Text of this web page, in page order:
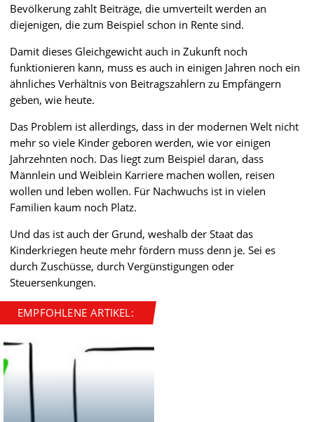
Bevölkerung zahlt Beiträge, die umverteilt werden an
diejenigen, die zum Beispiel schon in Rente sind.
Damit dieses Gleichgewicht auch in Zukunft noch
funktionieren kann, muss es auch in einigen Jahren noch ein
ähnliches Verhältnis von Beitragszahlern zu Empfängern
geben, wie heute.
Das Problem ist allerdings, dass in der modernen Welt nicht
mehr so viele Kinder geboren werden, wie vor einigen
Jahrzehnten noch. Das liegt zum Beispiel daran, dass
Männlein und Weiblein Karriere machen wollen, reisen
wollen und leben wollen. Für Nachwuchs ist in vielen
Familien kaum noch Platz.
Und das ist auch der Grund, weshalb der Staat das
Kinderkriegen heute mehr fördern muss denn je. Sei es
durch Zuschüsse, durch Vergünstigungen oder
Steuersenkungen.
EMPFOHLENE ARTIKEL: